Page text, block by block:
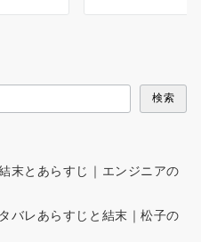
検索
末とあらすじ｜エンジニアの
バレあらすじと結末｜松子の